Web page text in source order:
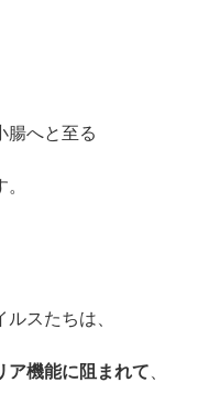
腸へと至る
スたちは、
ア機能に阻まれて